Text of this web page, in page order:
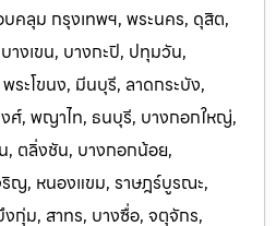
คลุม กรุงเทพฯ, พระนคร, ดุสิต,
างเขน, บางกะปิ, ปทุมวัน,
ระโขนง, มีนบุรี, ลาดกระบัง,
ศ์, พญาไท, ธนบุรี, บางกอกใหญ่,
, ตลิ่งชัน, บางกอกน้อย,
ริญ, หนองแขม, ราษฎร์บูรณะ,
กุ่ม, สาทร, บางซื่อ, จตุจักร,